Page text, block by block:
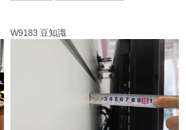
W9183 豆知識